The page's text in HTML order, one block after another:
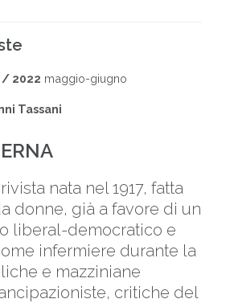
/ 2022 maggio-giugno
Tassani
nata nel 1917, fatta
donne, già a favore di un
liberal-democratico e
infermiere durante la
e mazziniane
critiche del